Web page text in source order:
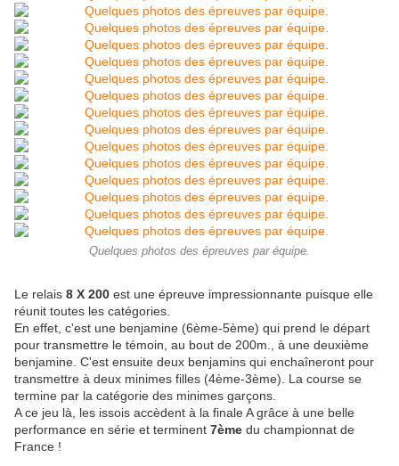
Quelques photos des épreuves par équipe.
Le relais 8 X 200 est une épreuve impressionnante puisque elle
réunit toutes les catégories.
En effet, c'est une benjamine (6ème-5ème) qui prend le départ
pour transmettre le témoin, au bout de 200m., à une deuxième
benjamine. C'est ensuite deux benjamins qui enchaîneront pour
transmettre à deux minimes filles (4ème-3ème). La course se
termine par la catégorie des minimes garçons.
A ce jeu là, les issois accèdent à la finale A grâce à une belle
performance en série et terminent 7ème du championnat de
France !